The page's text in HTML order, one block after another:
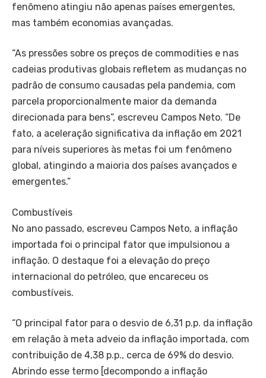
fenômeno atingiu não apenas países emergentes,
mas também economias avançadas.
“As pressões sobre os preços de commodities e nas
cadeias produtivas globais refletem as mudanças no
padrão de consumo causadas pela pandemia, com
parcela proporcionalmente maior da demanda
direcionada para bens”, escreveu Campos Neto. “De
fato, a aceleração significativa da inflação em 2021
para níveis superiores às metas foi um fenômeno
global, atingindo a maioria dos países avançados e
emergentes.”
Combustíveis
No ano passado, escreveu Campos Neto, a inflação
importada foi o principal fator que impulsionou a
inflação. O destaque foi a elevação do preço
internacional do petróleo, que encareceu os
combustíveis.
“O principal fator para o desvio de 6,31 p.p. da inflação
em relação à meta adveio da inflação importada, com
contribuição de 4,38 p.p., cerca de 69% do desvio.
Abrindo esse termo [decompondo a inflação